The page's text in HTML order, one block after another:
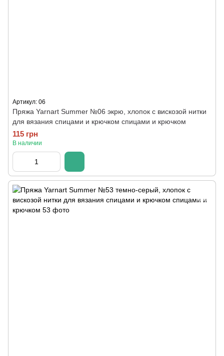
Артикул: 06
Пряжа Yarnart Summer №06 экрю, хлопок с вискозой нитки
для вязания спицами и крючком спицами и крючком
115 грн
В наличии